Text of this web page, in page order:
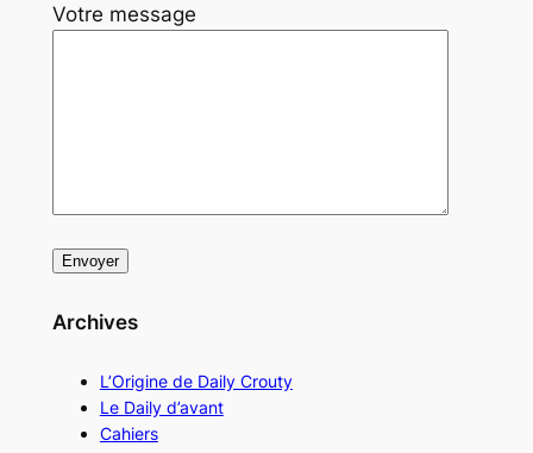
Votre message
Archives
L’Origine de Daily Crouty
Le Daily d’avant
Cahiers